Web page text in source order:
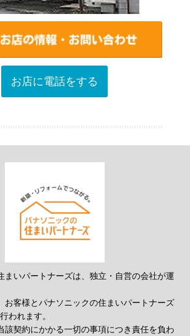
お店に電話をする
まいパートナーズは、独立・自営の会社が運
お客様とパナソニックの住まいパートナーズ
われます。
該契約にかかる一切の事項につき責任を負わ